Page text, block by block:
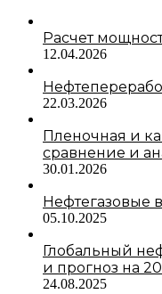
Расчет
12.04.2026
22.03.2026
Пленочная и
сравнение и
30.01.2026
Нефтегазовые
05.10.2025
Глобальный
и прогноз на
24.08.2025